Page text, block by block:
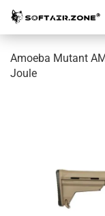
Amoeba Mutant
Joule